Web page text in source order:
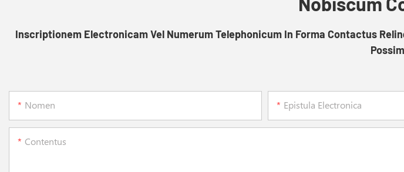
Inscriptionem Electronicam Vel Numerum Telephonicum In Forma Contactus
Nomen Epistula Electronica
Contentus